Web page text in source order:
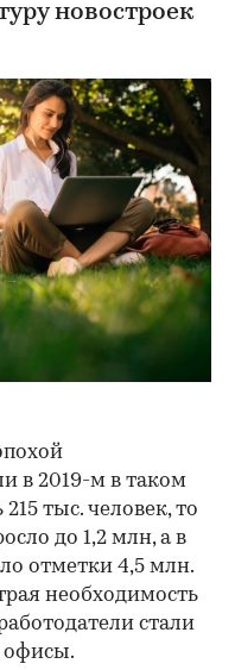
новостроек
в 2019-м в таком
тыс. человек, то
до 1,2 млн, а в
отметки 4,5 млн.
необходимость
стали
офисы.